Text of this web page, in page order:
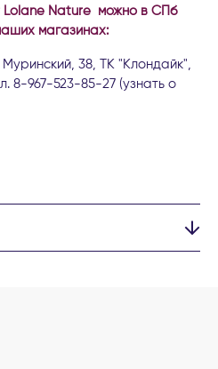
Lolane Nature можно в СПб
магазинах:
38, ТК "Клондайк",
8-967-523-85-27 (узнать о